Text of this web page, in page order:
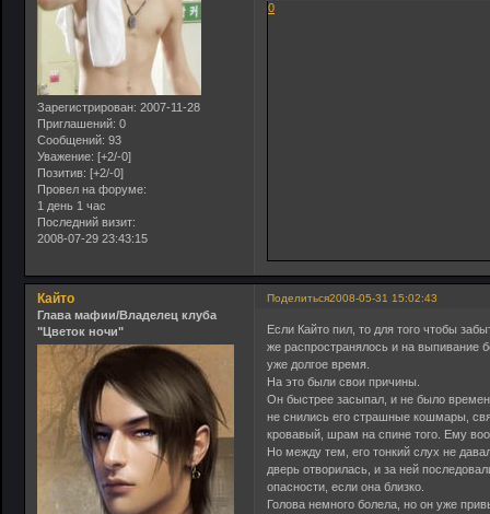
Зарегистрирован: 2007-11-28
Приглашений: 0
Сообщений: 93
Уважение: [+2/-0]
Позитив: [+2/-0]
Провел на форуме:
1 день 1 час
Последний визит:
2008-07-29 23:43:15
0
Поделиться2008-05-31 15:02:43
Кайто
Глава мафии/Владелец клуба
"Цветок ночи"
Если Кайто пил, то для того чтобы
же распространялось и на выпивание
уже долгое время.
На это были свои причины.
Он быстрее засыпал, и не было
не снились его страшные кошмары,
кровавый, шрам на спине того. Ему
Но между тем, его тонкий слух не
дверь отворилась, и за ней
опасности, если она близко.
Голова немного болела, но он уже